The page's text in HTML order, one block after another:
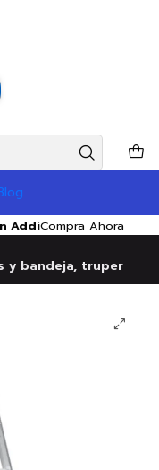
AddiCompra Ahora
y bandeja, truper